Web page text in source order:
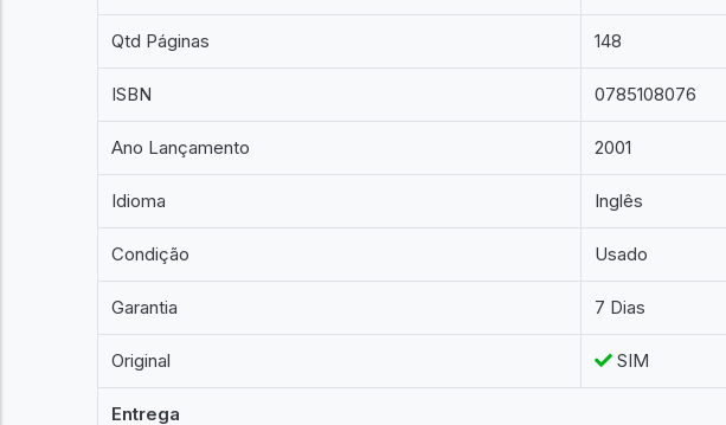
Qtd Páginas 148
ISBN 0785108076
Ano Lançamento 2001
Idioma Inglês
Condição Usado
Garantia 7 Dias
Original SIM
Entrega